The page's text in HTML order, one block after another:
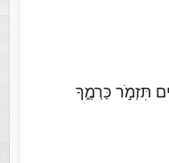
תִּזְמֹ֣ר כַּרְמֶ֑ךָ